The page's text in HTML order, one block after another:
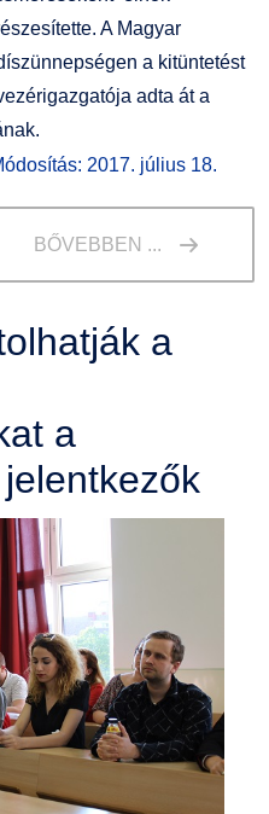
A Magyar
a kitüntetést
adta át a
2017. július 18.
BŐVEBBEN ...
a
a